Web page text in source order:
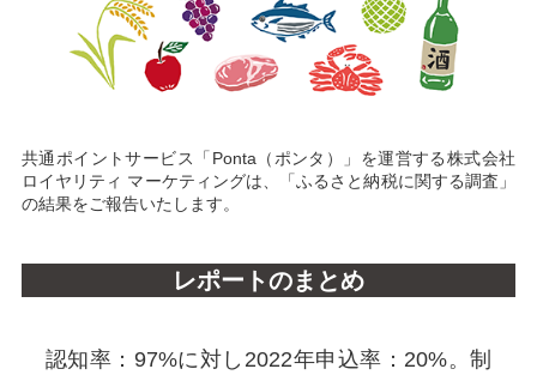
共通ポイントサービス「Ponta（ポンタ）」を運営する株式会社
ロイヤリティ マーケティングは、「ふるさと納税に関する調査」
の結果をご報告いたします。
レポートのまとめ
認知率：97%に対し2022年申込率：20%。制